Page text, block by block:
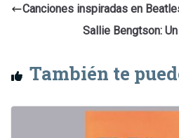
Canciones inspiradas en
Sallie Bengtson:
También te